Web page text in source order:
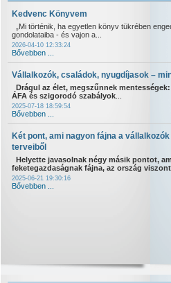
Kedvenc Könyvem
„Mi történik, ha egyetlen könyv tükrében
gondolataiba - és vajon a...
2026-04-10 12:33:24
Bővebben ...
Vállalkozók, családok, nyugdíjasok –
Drágul az élet, megszűnnek
ÁFA és szigorodó szabályok
2025-07-18 18:59:54
Bővebben ...
Két pont, ami nagyon fájna a
terveiből
Helyette javasolnak négy másik pontot,
feketegazdaságnak fájna, az ország viszont
2025-06-21 19:30:16
Bővebben ...